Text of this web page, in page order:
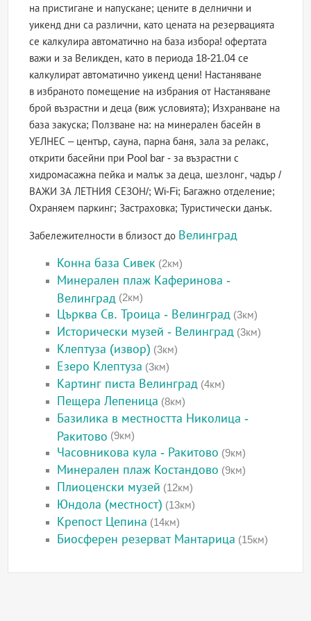
на пристигане и напускане; цените в делнични и
уикенд дни са различни, като цената на резервацията
се калкулира автоматично на база избора! офертата
важи и за Великден, като в периода 18-21.04 се
калкулират автоматично уикенд цени! Настаняване
в избраното помещение на избрания от Настаняване
брой възрастни и деца (виж условията); Изхранване на
база закуска; Ползване на: на минерален басейн в
УЕЛНЕС – център, сауна, парна баня, зала за релакс,
открити басейни при Pool bar - за възрастни с
хидромасажна пейка и малък за деца, шезлонг, чадър /
ВАЖИ ЗА ЛЕТНИЯ СЕЗОН/; Wi-Fi; Багажно отделение;
Охраняем паркинг; Застраховка; Туристически данък.
Забележителности в близост до Велинград
Конна база Сивек (2км)
Минерален плаж Каферинова -
Велинград (2км)
Църква Св. Троица - Велинград (3км)
Исторически музей - Велинград (3км)
Клептуза (извор) (3км)
Езеро Клептуза (3км)
Картинг писта Велинград (4км)
Пещера Лепеница (8км)
Базилика в местността Николица -
Ракитово (9км)
Часовникова кула - Ракитово (9км)
Минерален плаж Костандово (9км)
Плиоценски музей (12км)
Юндола (местност) (13км)
Крепост Цепина (14км)
Биосферен резерват Мантарица (15км)